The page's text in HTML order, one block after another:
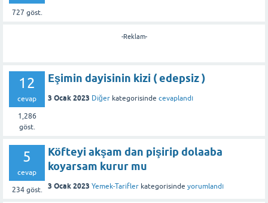
727 göst.
-Reklam-
12
cevap
1,286
göst.
Eşimin dayisinin kizi ( edepsiz )
3 Ocak 2023 Diğer kategorisinde cevaplandı
5
cevap
234göst.
Köfteyi akşam dan pişirip dolaaba
koyarsam kurur mu
3 Ocak 2023 Yemek-Tarifler kategorisinde yorumlandı